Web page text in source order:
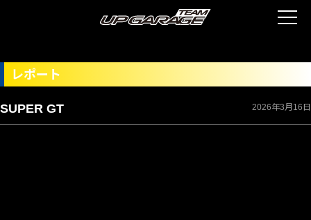
レポート
SUPER GT 2026年3月16日